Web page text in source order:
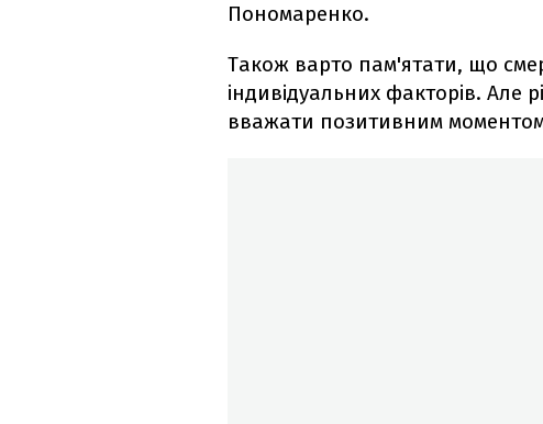
Пономаренко.
Також варто пам'ятати, що
індивідуальних факторів. Але
вважати позитивним